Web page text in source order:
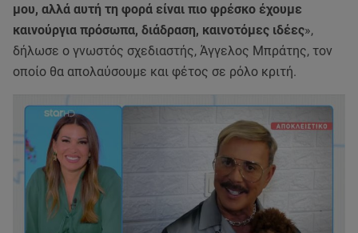
μου, αλλά αυτή τη φορά είναι πιο φρέσκο έχουμε
καινούργια πρόσωπα, διάδραση, καινοτόμες ιδέες»,
δήλωσε ο γνωστός σχεδιαστής, Άγγελος Μπράτης, τον
οποίο θα απολαύσουμε και φέτος σε ρόλο κριτή.